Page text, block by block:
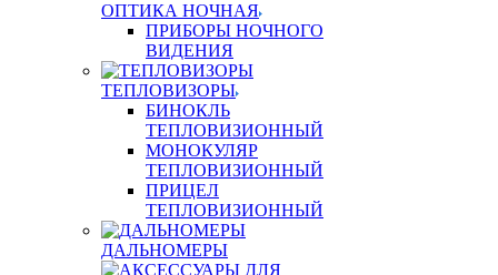
ОПТИКА НОЧНАЯ
ПРИБОРЫ НОЧНОГО
ВИДЕНИЯ
ТЕПЛОВИЗОРЫ
БИНОКЛЬ
ТЕПЛОВИЗИОННЫЙ
МОНОКУЛЯР
ТЕПЛОВИЗИОННЫЙ
ПРИЦЕЛ
ТЕПЛОВИЗИОННЫЙ
ДАЛЬНОМЕРЫ